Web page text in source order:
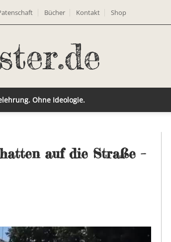
Bücher Kontakt Shop
Ohne Ideologie.
auf die Straße –